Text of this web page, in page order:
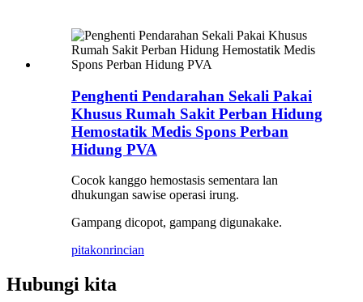
Penghenti Pendarahan Sekali Pakai
Khusus Rumah Sakit Perban Hidung
Hemostatik Medis Spons Perban
Hidung PVA
Cocok kanggo hemostasis sementara lan
dhukungan sawise operasi irung.
Gampang dicopot, gampang digunakake.
pitakonrincian
Hubungi kita